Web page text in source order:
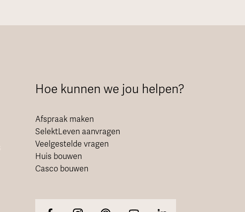
Hoe kunnen we jou helpen?
Afspraak maken
SelektLeven aanvragen
Veelgestelde vragen
Huis bouwen
Casco bouwen